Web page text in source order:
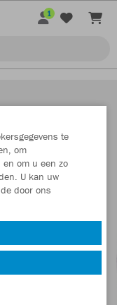
1
te
om
om u een zo
U kan uw
door ons